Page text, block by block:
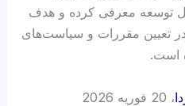
توسعه معرفی کرده و هدف
تعیین مقررات و سیاست‌های
است.
، 20 فوریه 2026